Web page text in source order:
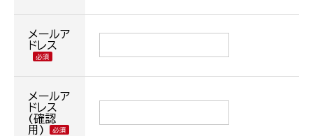
メールア
ドレス
メールア
ドレス
(確認
用)